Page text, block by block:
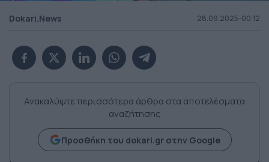
Dokari.News 28.09.2025-00:12
Ανακαλύψτε περισσότερα άρθρα στα αποτελέσματα
αναζήτησης
Προσθήκη του dokari.gr στην Google